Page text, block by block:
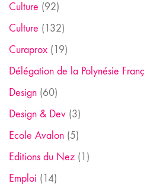
Culture (92)
Culture (132)
Curaprox (19)
Délégation de la Polynésie
Design (60)
Design & Dev (3)
Ecole Avalon (5)
Editions du Nez (1)
Emploi (14)